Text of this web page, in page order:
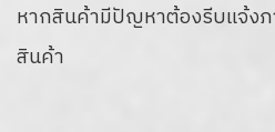
หากสินค้ามีปัญหาต้องรีบแจ้งภ
สินค้า